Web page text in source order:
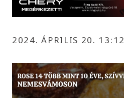
2024. ÁPRILIS 20. 13:12